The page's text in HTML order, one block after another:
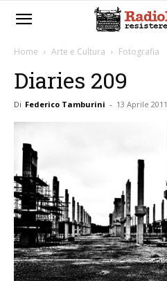
Home Arte e Cultura Fotografia
Diaries 209
Di Federico Tamburini - 13 Aprile 2011